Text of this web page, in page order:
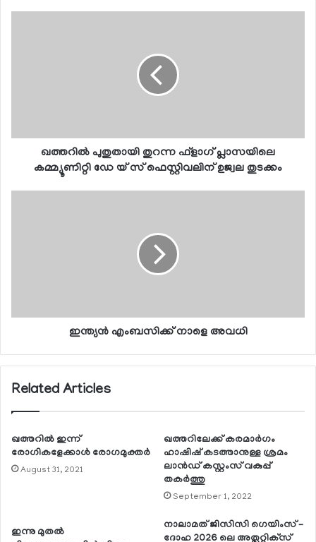
ഖത്തറില്‍ പുതുതായി തുറന്ന ഫ്‌ളാഗ് പ്ലാസയിലെ
കമ്മ്യൂണിറ്റി ഡേ യ് സ് ഫെസ്റ്റിവലിന് ഉജ്വല തുടക്കം
ഇന്ത്യന്‍ എംബസിക്ക് നാളെ അവധി
Related Articles
ഖത്തറില്‍ ഇന്ന്
രോഗികളേക്കാള്‍ രോഗമുക്തര്‍
August 31, 2021
ഖത്തറിലേക്ക് കരമാര്‍ഗം
ഹാഷിഷ് കടത്താനുള്ള ശ്രമം
ലാന്‍ഡ് കസ്റ്റംസ് വകുപ്പ്
തകര്‍ത്തു
September 1, 2022
ഇന്നു മുതല്‍
നാലാമത് ജിസിസി ഗെയിംസ് –
ദോഹ 2026 ലെ അത്ലറ്റിക്‌സ്